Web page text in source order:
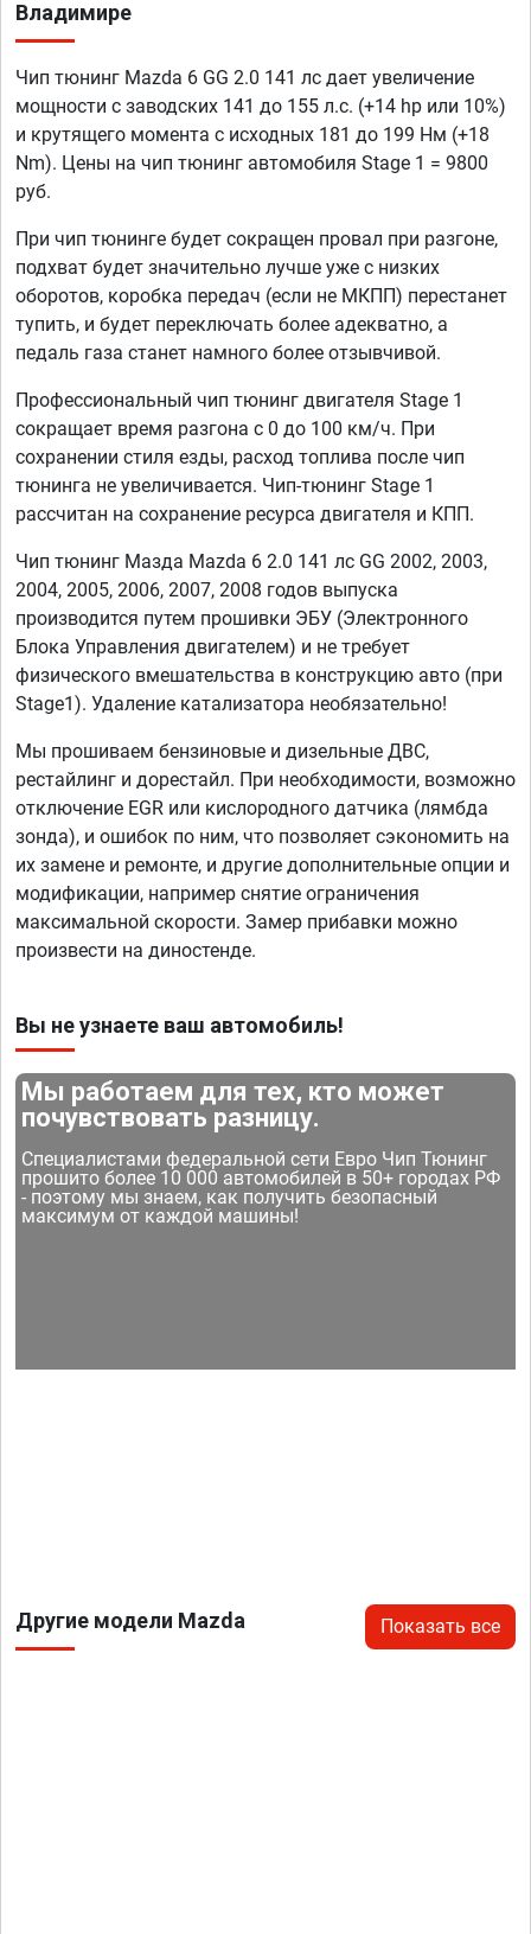
Владимире
Чип тюнинг Mazda 6 GG 2.0 141 лс дает увеличение
мощности с заводских 141 до 155 л.с. (+14 hp или 10%)
и крутящего момента с исходных 181 до 199 Нм (+18
Nm). Цены на чип тюнинг автомобиля Stage 1 = 9800
руб.
При чип тюнинге будет сокращен провал при разгоне,
подхват будет значительно лучше уже с низких
оборотов, коробка передач (если не МКПП) перестанет
тупить, и будет переключать более адекватно, а
педаль газа станет намного более отзывчивой.
Профессиональный чип тюнинг двигателя Stage 1
сокращает время разгона с 0 до 100 км/ч. При
сохранении стиля езды, расход топлива после чип
тюнинга не увеличивается. Чип-тюнинг Stage 1
рассчитан на сохранение ресурса двигателя и КПП.
Чип тюнинг Мазда Mazda 6 2.0 141 лс GG 2002, 2003,
2004, 2005, 2006, 2007, 2008 годов выпуска
производится путем прошивки ЭБУ (Электронного
Блока Управления двигателем) и не требует
физического вмешательства в конструкцию авто (при
Stage1). Удаление катализатора необязательно!
Мы прошиваем бензиновые и дизельные ДВС,
рестайлинг и дорестайл. При необходимости, возможно
отключение EGR или кислородного датчика (лямбда
зонда), и ошибок по ним, что позволяет сэкономить на
их замене и ремонте, и другие дополнительные опции и
модификации, например снятие ограничения
максимальной скорости. Замер прибавки можно
произвести на диностенде.
Вы не узнаете ваш автомобиль!
Мы работаем для тех, кто может
почувствовать разницу.
Специалистами федеральной сети Евро Чип Тюнинг
прошито более 10 000 автомобилей в 50+ городах РФ
- поэтому мы знаем, как получить безопасный
максимум от каждой машины!
Другие модели Mazda Показать все